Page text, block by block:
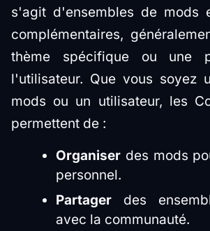
s'agit d'ensembles de mods
complémentaires,
thème spécifique ou une
l'utilisateur. Que vous soyez
mods ou un utilisateur, les
permettent de :
Organiser des mods
personnel.
Partager des
avec la communauté.